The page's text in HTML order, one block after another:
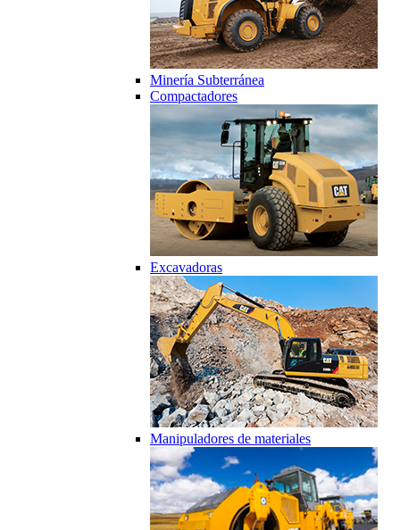
Minería Subterránea
Compactadores
Excavadoras
Manipuladores de materiales